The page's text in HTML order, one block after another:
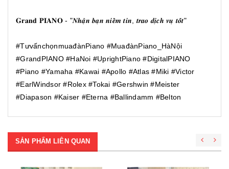
𝐆𝐫𝐚𝐧𝐝 𝐏𝐈𝐀𝐍𝐎 - "𝑵𝒉𝒂̣̂𝒏 𝒃𝒂̣𝒏 𝒏𝒊𝒆̂̀𝒎 𝒕𝒊𝒏, 𝒕𝒓𝒂𝒐 𝒅𝒊̣𝒄𝒉 𝒗𝒖̣ 𝒕𝒐̂́𝒕"
#TưvấnchọnmuađànPiano #MuađànPiano_HàNội
#GrandPIANO #HaNoi #UprightPiano #DigitalPIANO
#Piano #Yamaha #Kawai #Apollo #Atlas #Miki #Victor
#EarlWindsor #Rolex #Tokai #Gershwin #Meister
#Diapason #Kaiser #Eterna #Ballindamm #Belton
SẢN PHẨM LIÊN QUAN